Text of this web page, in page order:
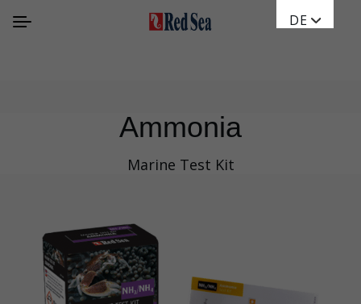
DE
Ammonia
Marine Test Kit